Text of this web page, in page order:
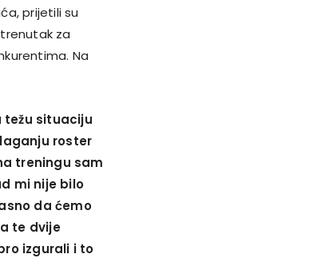
prijetili su
za
Na
težu situaciju
roster
treningu sam
mi nije bilo
da ćemo
te dvije
izgurali i to